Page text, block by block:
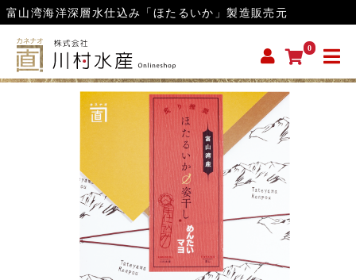
富山湾海洋深層水仕込み「ほたるいか」製造販売元
0